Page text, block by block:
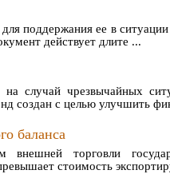
поддержания ее в ситуации
действует длите ...
случай чрезвычайных
создан с целью улучшить
баланса
внешней торговли
стоимость